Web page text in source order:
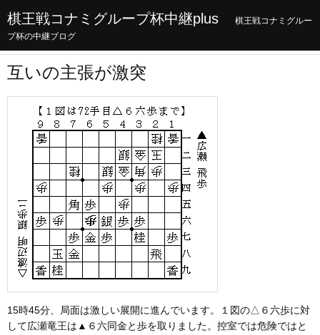
棋王戦コナミグループ杯中継plus
棋王戦コナミグルー
プ杯の中継ブログ
互いの主張が激突
15時45分、局面は激しい展開に進んでいます。１図の△６六歩に対
して広瀬竜王は▲６六同金と歩を取りました。控室では危険ではと